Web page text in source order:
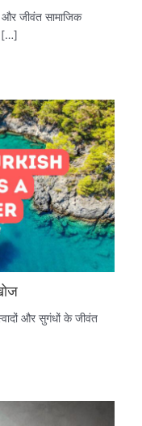
और जीवंत सामाजिक
[…]
और सुगंधों के जीवंत